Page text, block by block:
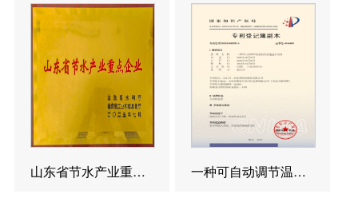
山东省节水产业重点企业 一种可自动调节温度的反渗透造水设备发明专利